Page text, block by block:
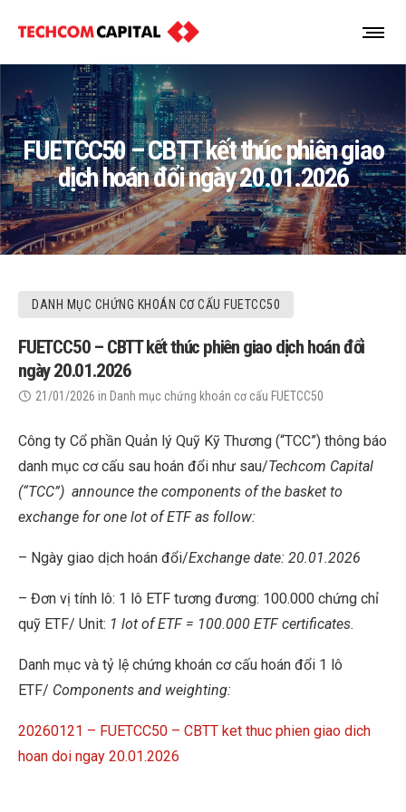
FUETCC50 – CBTT kết thúc phiên giao
dịch hoán đổi ngày 20.01.2026
DANH MỤC CHỨNG KHOÁN CƠ CẤU FUETCC50
FUETCC50 – CBTT kết thúc phiên giao dịch hoán đổi
ngày 20.01.2026
21/01/2026 in Danh mục chứng khoán cơ cấu FUETCC50
Công ty Cổ phần Quản lý Quỹ Kỹ Thương (“TCC”) thông báo
danh mục cơ cấu sau hoán đổi như sau/Techcom Capital
(“TCC”) announce the components of the basket to
exchange for one lot of ETF as follow:
– Ngày giao dịch hoán đổi/Exchange date: 20.01.2026
– Đơn vị tính lô: 1 lô ETF tương đương: 100.000 chứng chỉ
quỹ ETF/ Unit: 1 lot of ETF = 100.000 ETF certificates.
Danh mục và tỷ lệ chứng khoán cơ cấu hoán đổi 1 lô
ETF/ Components and weighting:
20260121 – FUETCC50 – CBTT ket thuc phien giao dich
hoan doi ngay 20.01.2026